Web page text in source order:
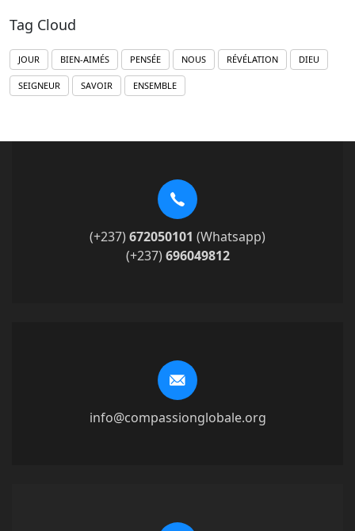
Tag Cloud
JOUR BIEN-AIMÉS PENSÉE NOUS RÉVÉLATION DIEU
SEIGNEUR SAVOIR ENSEMBLE
(+237) 672050101 (Whatsapp)
(+237) 696049812
info@compassionglobale.org